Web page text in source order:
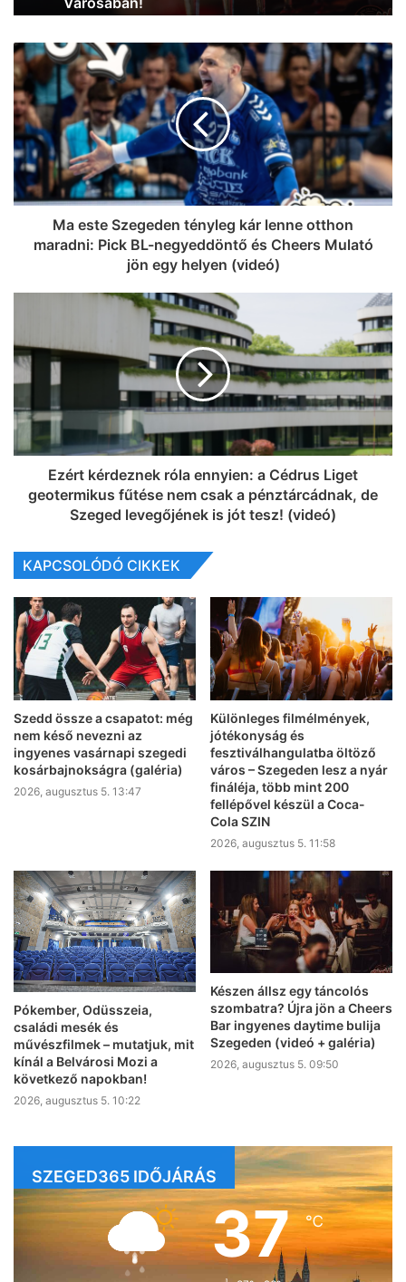
Ma este Szegeden tényleg kár lenne otthon
maradni: Pick BL-negyeddöntő és Cheers Mulató
jön egy helyen (videó)
Ezért kérdeznek róla ennyien: a Cédrus Liget
geotermikus fűtése nem csak a pénztárcádnak, de
Szeged levegőjének is jót tesz! (videó)
KAPCSOLÓDÓ CIKKEK
Szedd össze a csapatot: még
nem késő nevezni az
ingyenes vasárnapi szegedi
kosárbajnokságra (galéria)
2026, augusztus 5. 13:47
Különleges filmélmények,
jótékonyság és
fesztiválhangulatba öltöző
város – Szegeden lesz a nyár
fináléja, több mint 200
fellépővel készül a Coca-
Cola SZIN
2026, augusztus 5. 11:58
Pókember, Odüsszeia,
családi mesék és
művészfilmek – mutatjuk, mit
kínál a Belvárosi Mozi a
következő napokban!
2026, augusztus 5. 10:22
Készen állsz egy táncolós
szombatra? Újra jön a Cheers
Bar ingyenes daytime bulija
Szegeden (videó + galéria)
2026, augusztus 5. 09:50
SZEGED365 IDŐJÁRÁS
37℃